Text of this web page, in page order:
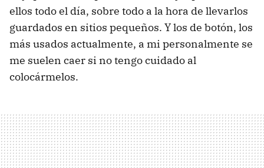
ellos todo el día, sobre todo a la hora de llevarlos
guardados en sitios pequeños. Y los de botón, los
más usados actualmente, a mi personalmente se
me suelen caer si no tengo cuidado al
colocármelos.